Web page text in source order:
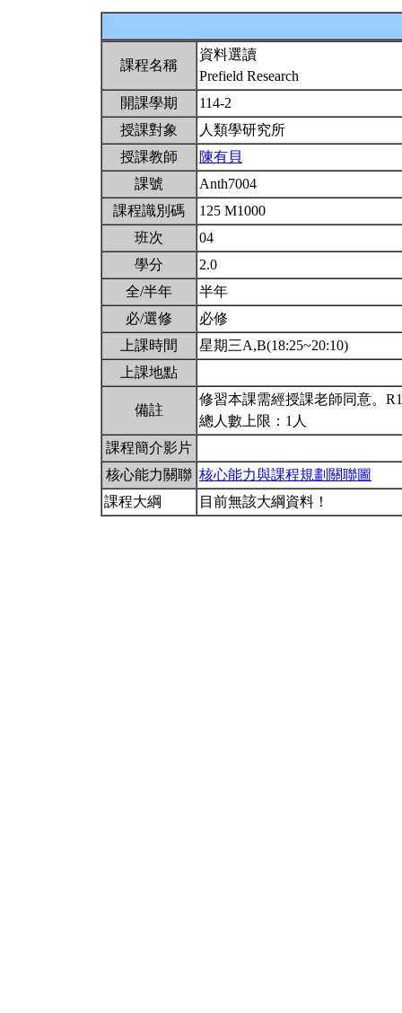
課程名稱
資料選讀
Prefield Research
開課學期
114-2
授課對象
人類學研究所
授課教師
陳有貝
課號
Anth7004
課程識別碼
125 M1000
班次
04
學分
2.0
全/半年
半年
必/選修
必修
上課時間
星期三A,B(18:25~20:10)
上課地點
備註
修習本課需經授課老師同意。
總人數上限：1人
課程簡介影片
核心能力關聯 核心能力與課程規劃關聯圖
課程大綱
目前無該大綱資料！